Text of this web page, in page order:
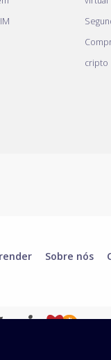
cripto
Sobre nós